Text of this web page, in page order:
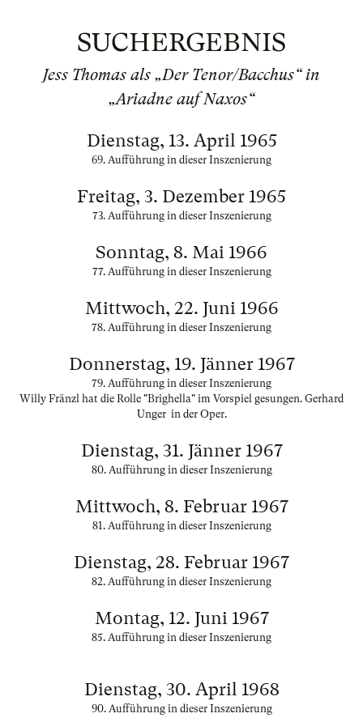
SUCHERGEBNIS
Jess Thomas als „Der Tenor/Bacchus“ in
„Ariadne auf Naxos“
Dienstag, 13. April 1965
69. Aufführung in dieser Inszenierung
Freitag, 3. Dezember 1965
73. Aufführung in dieser Inszenierung
Sonntag, 8. Mai 1966
77. Aufführung in dieser Inszenierung
Mittwoch, 22. Juni 1966
78. Aufführung in dieser Inszenierung
Donnerstag, 19. Jänner 1967
79. Aufführung in dieser Inszenierung
Willy Fränzl hat die Rolle "Brighella" im Vorspiel gesungen. Gerhard
Unger in der Oper.
Dienstag, 31. Jänner 1967
80. Aufführung in dieser Inszenierung
Mittwoch, 8. Februar 1967
81. Aufführung in dieser Inszenierung
Dienstag, 28. Februar 1967
82. Aufführung in dieser Inszenierung
Montag, 12. Juni 1967
85. Aufführung in dieser Inszenierung
Dienstag, 30. April 1968
90. Aufführung in dieser Inszenierung